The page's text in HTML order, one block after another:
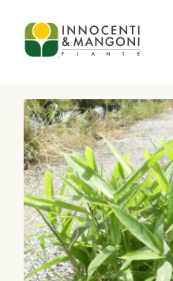
Skip to main content